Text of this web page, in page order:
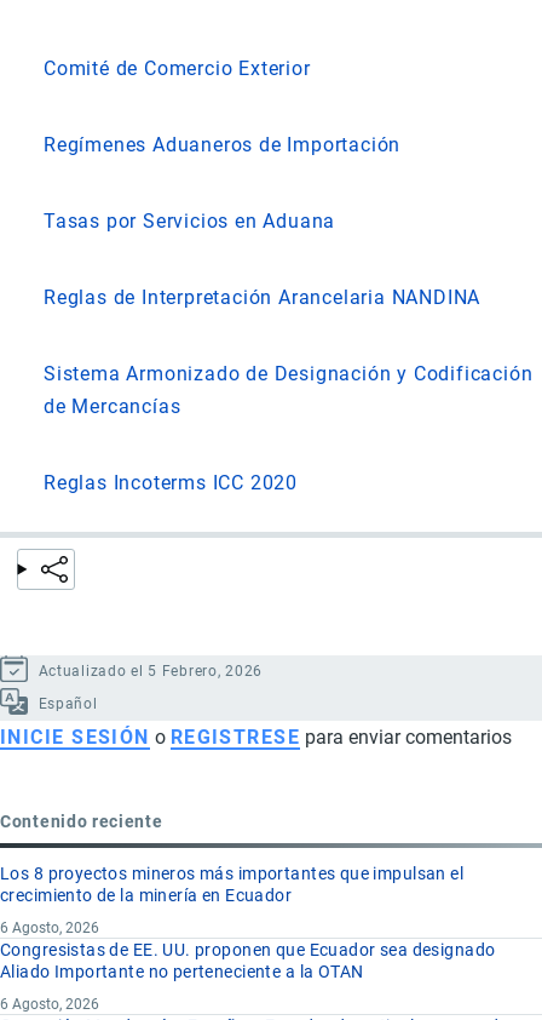
Comité de Comercio Exterior
Regímenes Aduaneros de Importación
Tasas por Servicios en Aduana
Reglas de Interpretación Arancelaria NANDINA
Sistema Armonizado de Designación y Codificación
de Mercancías
Reglas Incoterms ICC 2020
Actualizado el 5 Febrero, 2026
Español
INICIE SESIÓN o REGISTRESE para enviar comentarios
Contenido reciente
Los 8 proyectos mineros más importantes que impulsan el
crecimiento de la minería en Ecuador
6 Agosto, 2026
Congresistas de EE. UU. proponen que Ecuador sea designado
Aliado Importante no perteneciente a la OTAN
6 Agosto, 2026